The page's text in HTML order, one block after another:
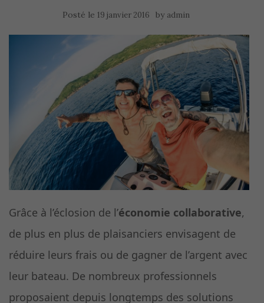
Posté le 19 janvier 2016 by admin
Grâce à l’éclosion de l’économie collaborative,
de plus en plus de plaisanciers envisagent de
réduire leurs frais ou de gagner de l’argent avec
leur bateau. De nombreux professionnels
proposaient depuis longtemps des solutions